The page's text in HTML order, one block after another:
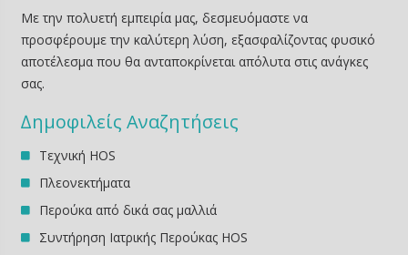
Με την πολυετή εμπειρία μας, δεσμευόμαστε να
προσφέρουμε την καλύτερη λύση, εξασφαλίζοντας φυσικό
αποτέλεσμα που θα ανταποκρίνεται απόλυτα στις ανάγκες
σας.
∆ημοφιλείς Αναζητήσεις
Τεχνική HOS
Πλεονεκτήματα
Περούκα από δικά σας μαλλιά
Συντήρηση Ιατρικής Περούκας HOS